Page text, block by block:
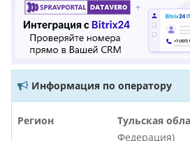
Информация по оператору
Регион Тульская
Федерация)